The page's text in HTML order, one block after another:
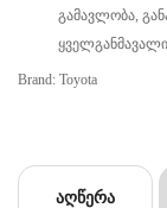
Გამავლობა
Ყველგანმავალი
Brand: Toyota
აღწერა